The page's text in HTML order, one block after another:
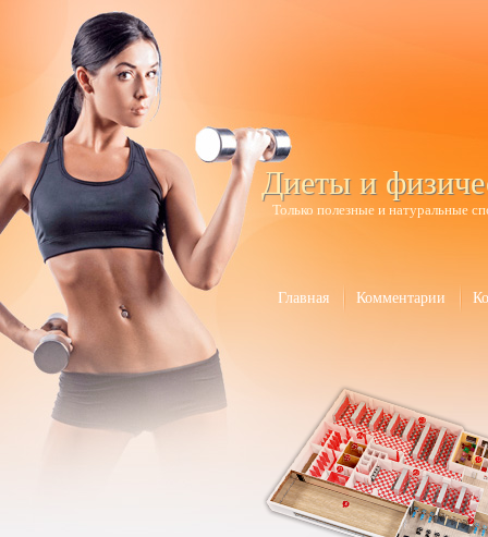
Диеты и
Только полезные и натуральные
Главная Комментарии